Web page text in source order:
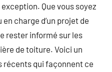
Que vous soyez
charge d’un projet de
rester informé sur les
de toiture. Voici un
récents qui façonnent ce